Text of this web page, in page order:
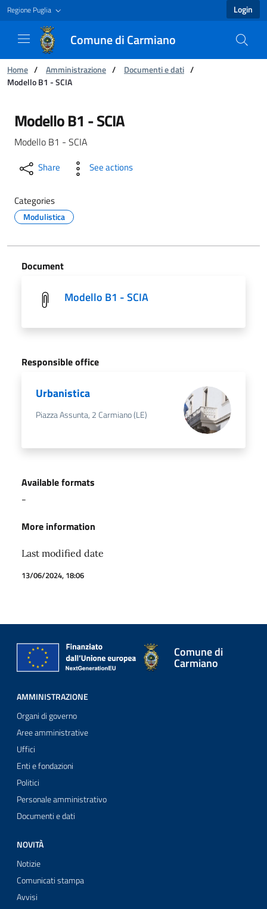
Regione Puglia Login
Comune di Carmiano
You are:
Home / Amministrazione / Documenti e dati /
Modello B1 - SCIA
Modello B1 - SCIA - Comune di Carmiano
Modello B1 - SCIA
Modello B1 - SCIA
Share See actions
Categories
Modulistica
Document
Modello B1 - SCIA
Responsible office
Urbanistica
Piazza Assunta, 2 Carmiano (LE)
Available formats
-
More information
Last modified date
13/06/2024, 18:06
Comune di
Carmiano
AMMINISTRAZIONE
Organi di governo
Aree amministrative
Uffici
Enti e fondazioni
Politici
Personale amministrativo
Documenti e dati
NOVITÀ
Notizie
Comunicati stampa
Avvisi